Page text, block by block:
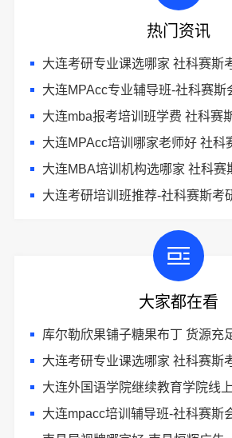
热门资讯
大连考研专业课选哪家 社科赛斯考
大连MPAcc专业辅导班-社科赛斯会计专硕
大连mba报考培训班学费 社科赛斯匠心
大连MPAcc培训哪家老师好 社科赛斯解决
大连MBA培训机构选哪家 社科赛斯MBA考
大连考研培训班推荐-社科赛斯考
大家都在看
库尔勒欣果铺子糖果布丁 货源充
大连考研专业课选哪家 社科赛斯考
大连外国语学院继续教育学院线上
大连mpacc培训辅导班-社科赛斯会计专硕考